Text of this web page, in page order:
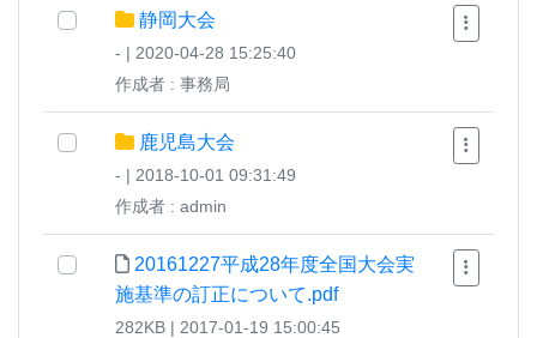
静岡大会
- | 2020-04-28 15:25:40
作成者 : 事務局
鹿児島大会
- | 2018-10-01 09:31:49
作成者 : admin
20161227平成28年度全国大会実
施基準の訂正について.pdf
282KB | 2017-01-19 15:00:45